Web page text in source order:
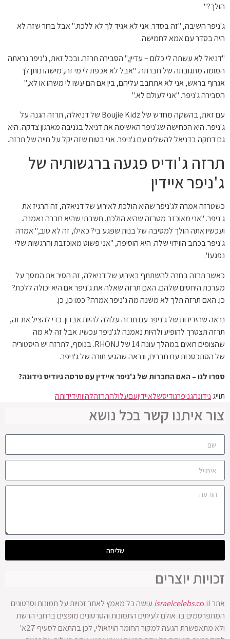
הולך?"
ג'ניפר השיבה, "זה בסדר. אני לא אגיד לך לא ללכת." אבל ברור שזה לא
היה בסדר עם אמא לחמישה.
"דניאל לא עשתה לי כלום – עדיין," הסבירה תרזה. ובכל זאת, ג'ניפר נראתה
המומה מתגובתה של חברתה. "אבל לא אכפת לי מי זה, מישהו נותן לך
אגרוף בראש, אני לא אתחבב עליהם, בין אם הם עשו לי משהו או לא,"
הסבירה ג'ניפר. "אני לעולם לא."
עם זאת, בהשקה מחדש של Boujie Kidz של דניאלה, תרזה הגנה על
ג'ניפר. היא הכחישה שג'ניפר האשימה את דניאל בגניבה מארגון צדקה. היא
גם דחקה בדניאל להשלים עם ג'ניפר. אני בטוח שזה יקל על חייה של תרזה.
תרזה ג'ודיס פגעה ברגשותיה של
ג'ניפר איידין
כשטרזה אמרה לג'ניפר שהיא הולכת לאירוע של דניאלה, זה הרגיז את
ג'ניפר. "אני מאוכזב מטרזה שהיא הולכת. חשבתי שהיא חברה נאמנה.
ועכשיו אתה הולך למסיבה של בנות שפגע בי? כאילו, זה לא טוב," אמרה
ג'ניפר בכתב הווידוי שלה. היא הוסיפה, "אני פשוט מאוכזבת והרגשות שלי
נפגעו".
כאשר תרזה בחרה להשתתף באירוע של דניאלה, זה הסיר את המסך על
מערכת היחסים שלהם. האם תרזה שאלה את ג'ניפר אם היא יכולה ללכת?
כן. האם תרזה תלך לא משנה מה ג'ניפר אמרה? כמו כן, כן.
נראה שהידידות של ג'ניפר עם תרזה עלולה להיות אבדון. כדי להציל את זה,
תרזה תצטרך להופיע ולהיות נאמנה לג'ניפר עכשיו. אבל זה לא מה
שהצופים רואים במהלך עונה 14 של RHONJ. בנוסף, לתרזה יש היסטוריה
של הסתכסכות עם חברים, ונראה שהגיע תורה של ג'ניפר.
ספרו לנו – האם החברות של ג'ניפר איידין עם טרסה גיודיס נידונה?
תוייג נידונהגניפרגודיסשלאיידיןעםעלולהתרזהלהיותידידותה
צור איתנו קשר בכל נושא
שליחה
זכויות יוצרים
אתר israelcelebs.co.il
עושה כל מאמץ לאתר זכויות על תמונות וסרטונים
המתפרסמים בו. אולם לעיתים התמונות והסרטונים מופצים ברחבי הרשת
ולא מתאפשרת הגעה למקור החומר הויזאולי, לכן בהתאם לסעיף 27א'